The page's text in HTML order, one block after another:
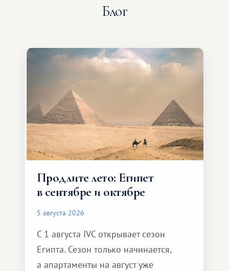
Блог
Продлите лето: Египет
в сентябре и октябре
5 августа 2026
С 1 августа IVC открывает сезон
Египта. Сезон только начинается,
а апартаменты на август уже